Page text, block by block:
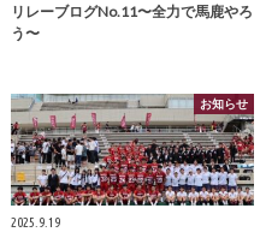
リレーブログNo.11〜全力で馬鹿やろ
う〜
お知らせ
2025.9.19